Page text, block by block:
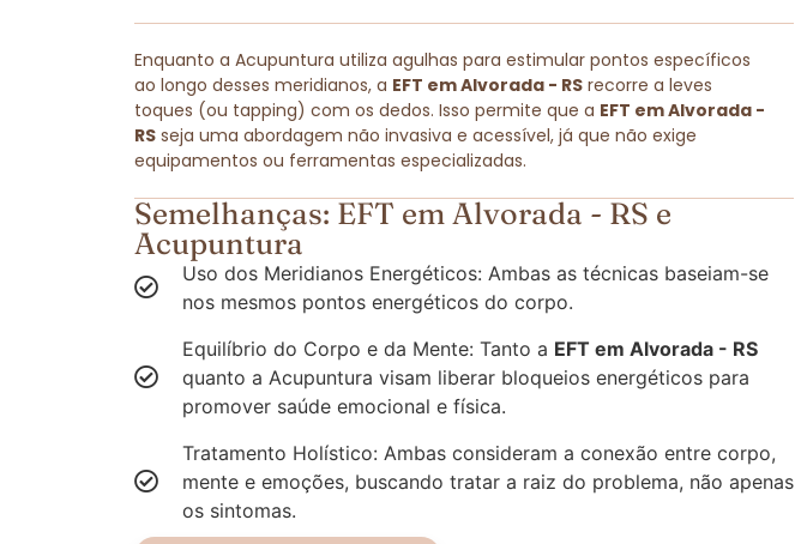
Enquanto a Acupuntura utiliza agulhas para estimular pontos específicos
ao longo desses meridianos, a EFT em Alvorada - RS recorre a leves
toques (ou tapping) com os dedos. Isso permite que a EFT em Alvorada -
RS seja uma abordagem não invasiva e acessível, já que não exige
equipamentos ou ferramentas especializadas.
Semelhanças: EFT em Alvorada - RS e
Acupuntura
Uso dos Meridianos Energéticos: Ambas as técnicas baseiam-se
nos mesmos pontos energéticos do corpo.
Equilíbrio do Corpo e da Mente: Tanto a EFT em Alvorada - RS
quanto a Acupuntura visam liberar bloqueios energéticos para
promover saúde emocional e física.
Tratamento Holístico: Ambas consideram a conexão entre corpo,
mente e emoções, buscando tratar a raiz do problema, não apenas
os sintomas.